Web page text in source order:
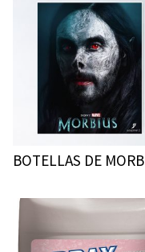
BOTELLAS DE